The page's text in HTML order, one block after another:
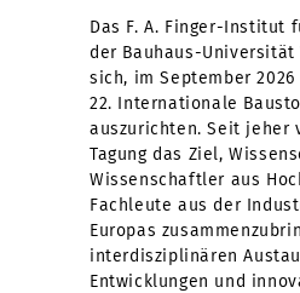
Das F. A. Finger-Institut
der Bauhaus-
sich, im September
22. Internationale
auszurichten. Seit jeher
Tagung das Ziel,
Wissenschaftler aus
Fachleute aus der
Europas
interdisziplinären
Entwicklungen und